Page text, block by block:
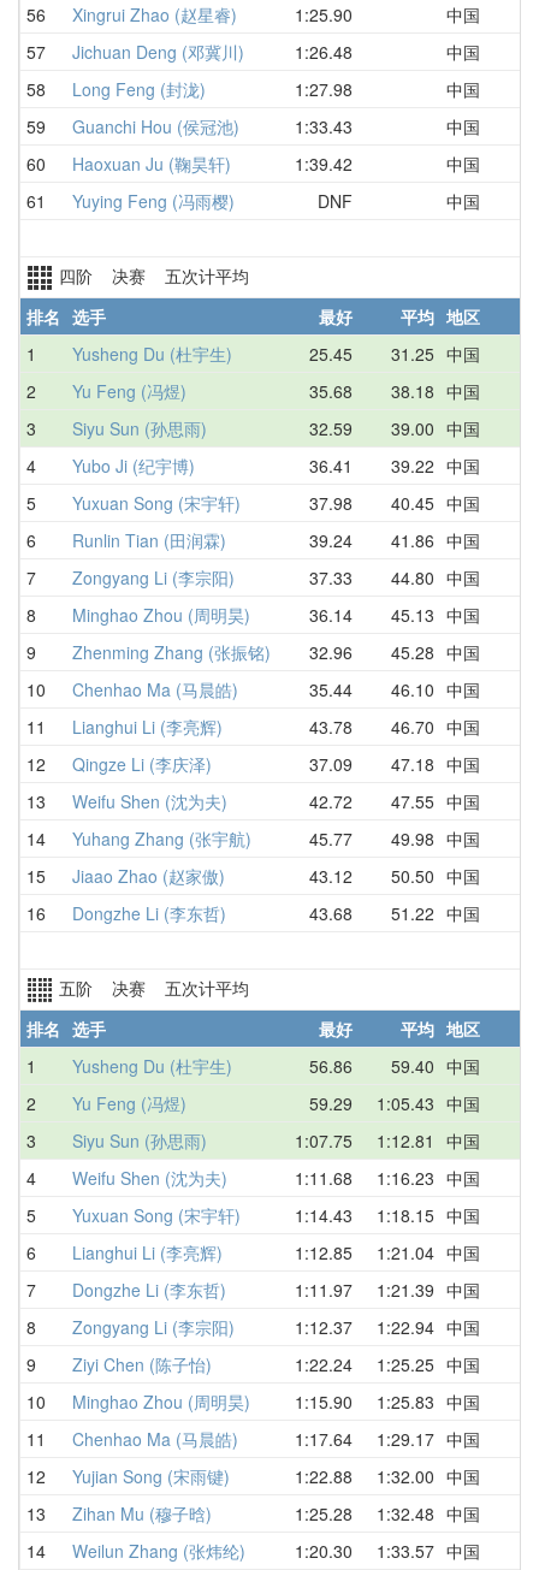
56 Xingrui Zhao (赵星睿) 1:25.90 中国
57 Jichuan Deng (邓冀川) 1:26.48 中国
58 Long Feng (封泷) 1:27.98 中国
59 Guanchi Hou (侯冠池) 1:33.43 中国
60 Haoxuan Ju (鞠昊轩) 1:39.42 中国
61 Yuying Feng (冯雨樱) DNF 中国
四阶 决赛 五次计平均
排名 选手 最好 平均 地区
1
Yusheng Du (杜宇生) 25.45 31.25 中国
2 Yu Feng (冯煜) 35.68 38.18 中国
3 Siyu Sun (孙思雨) 32.59 39.00 中国
4 Yubo Ji (纪宇博) 36.41 39.22 中国
5 Yuxuan Song (宋宇轩) 37.98 40.45 中国
6 Runlin Tian (田润霖) 39.24 41.86 中国
7 Zongyang Li (李宗阳) 37.33 44.80 中国
8 Minghao Zhou (周明昊) 36.14 45.13 中国
9 Zhenming Zhang (张振铭) 32.96 45.28 中国
10 Chenhao Ma (马晨皓) 35.44 46.10 中国
11 Lianghui Li (李亮辉) 43.78 46.70 中国
12 Qingze Li (李庆泽) 37.09 47.18 中国
13 Weifu Shen (沈为夫) 42.72 47.55 中国
14 Yuhang Zhang (张宇航) 45.77 49.98 中国
15 Jiaao Zhao (赵家傲) 43.12 50.50 中国
16 Dongzhe Li (李东哲) 43.68 51.22 中国
五阶 决赛 五次计平均
排名 选手 最好 平均 地区
1
Yusheng Du (杜宇生) 56.86 59.40 中国
2 Yu Feng (冯煜) 59.29 1:05.43 中国
3 Siyu Sun (孙思雨) 1:07.75 1:12.81 中国
4 Weifu Shen (沈为夫) 1:11.68 1:16.23 中国
5 Yuxuan Song (宋宇轩) 1:14.43 1:18.15 中国
6 Lianghui Li (李亮辉) 1:12.85 1:21.04 中国
7 Dongzhe Li (李东哲) 1:11.97 1:21.39 中国
8 Zongyang Li (李宗阳) 1:12.37 1:22.94 中国
9 Ziyi Chen (陈子怡) 1:22.24 1:25.25 中国
10 Minghao Zhou (周明昊) 1:15.90 1:25.83 中国
11 Chenhao Ma (马晨皓) 1:17.64 1:29.17 中国
12 Yujian Song (宋雨键) 1:22.88 1:32.00 中国
13 Zihan Mu (穆子晗) 1:25.28 1:32.48 中国
14 Weilun Zhang (张炜纶) 1:20.30 1:33.57 中国